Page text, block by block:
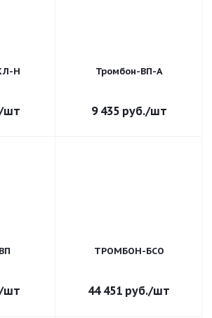
Н
шт
Тромбон-ВП-А
9 435руб./шт
шт
ТРОМБОН-БСО
44 451 руб./шт